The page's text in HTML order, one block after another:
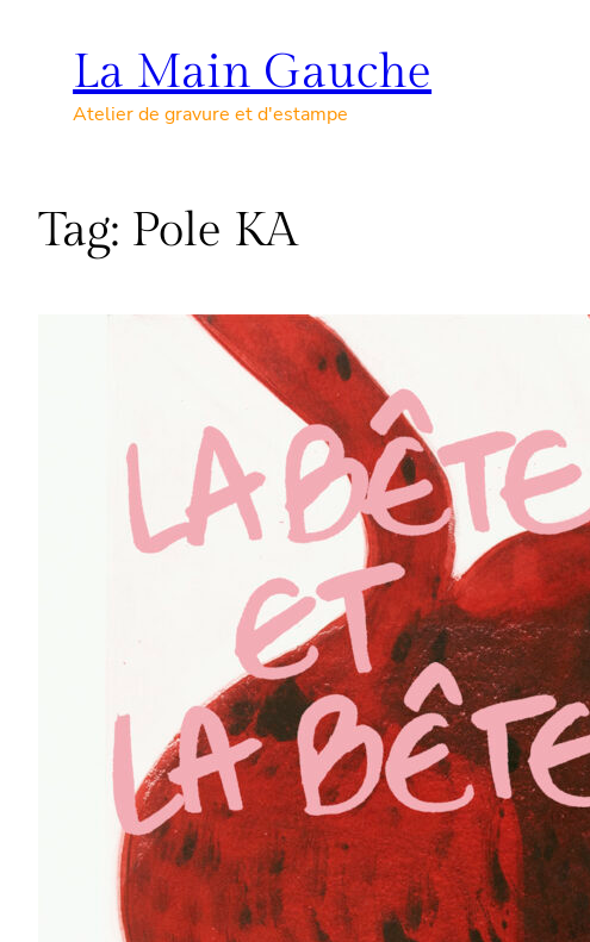
contentLa Main Gauche
Atelier de gravure et d'estampe
Tag: Pole KA